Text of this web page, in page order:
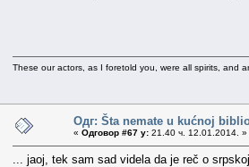
These our actors, as I foretold you, were all spirits, and
Одг: Šta nemate u kućnoj
« Одговор #67 у: 21.40 ч. 12.01.2014. »
... jaoj, tek sam sad videla da je reč o